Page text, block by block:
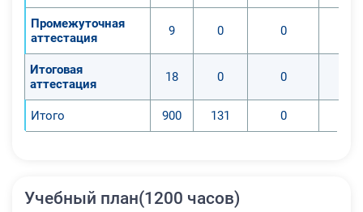
Промежуточная
аттестация
9 0 0
Итоговая
аттестация
18 0 0
Итого 900 131 0
Учебный план(1200 часов)